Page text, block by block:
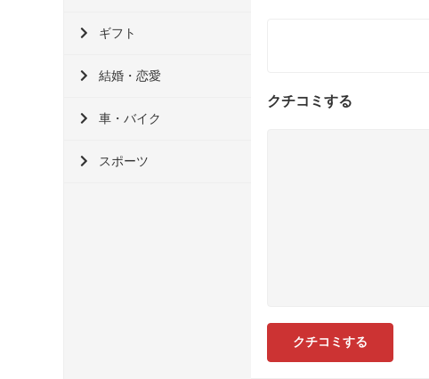
ギフト
結婚・恋愛
車・バイク
スポーツ
クチコミする